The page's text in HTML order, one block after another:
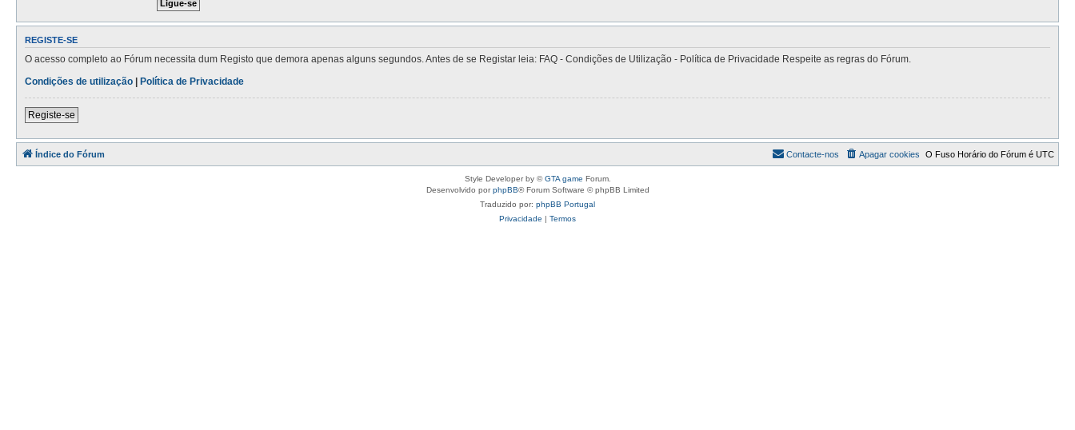
REGISTE-SE
O acesso completo ao Fórum necessita dum Registo que demora apenas alguns segundos. Antes de se Registar leia: FAQ - Condições de Utilização - Política de Privacidade Respeite as regras do Fórum.
Condições de utilização | Política de Privacidade
Registe-se
Índice do Fórum O Fuso Horário do Fórum é UTC
Apagar cookies
Contacte-nos
Style Developer by ©GTA game Forum.
Desenvolvido porphpBB® Forum Software © phpBB Limited
Traduzido por: phpBB Portugal
Privacidade | Termos